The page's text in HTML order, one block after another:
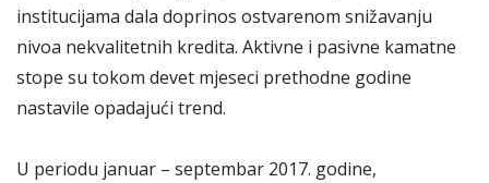
institucijama dala doprinos ostvarenom snižavanju
nivoa nekvalitetnih kredita. Aktivne i pasivne kamatne
stope su tokom devet mjeseci prethodne godine
nastavile opadajući trend.
U periodu januar – septembar 2017. godine,